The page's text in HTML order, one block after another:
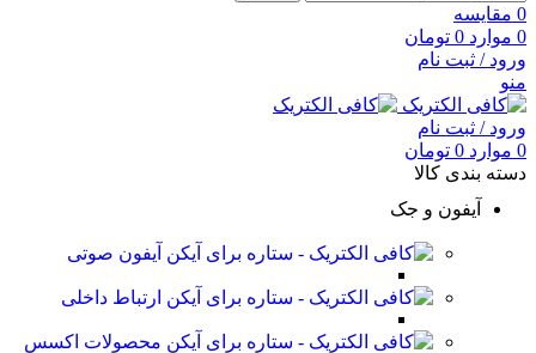
0 مقایسه
0 موارد 0 تومان
ورود / ثبت نام
منو
ورود / ثبت نام
0 موارد 0 تومان
دسته بندی کالا
آیفون و جک
آیفون صوتی
ارتباط داخلی
محصولات اکسس